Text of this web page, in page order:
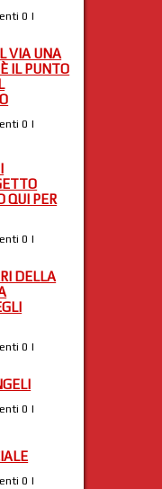
0 |
VIA UNA
IL PUNTO
0 |
QUI PER
0 |
DELLA
0 |
0 |
0 |